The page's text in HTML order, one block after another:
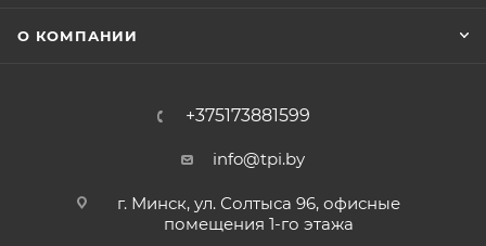
О КОМПАНИИ
+375173881599
info@tpi.by
г. Минск, ул. Солтыса 96, офисные
помещения 1-го этажа